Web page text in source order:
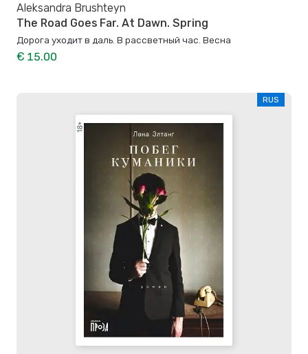
Aleksandra Brushteyn
The Road Goes Far. At Dawn. Spring
Дорога уходит в даль. В рассветный час. Весна
€ 15.00
RUS